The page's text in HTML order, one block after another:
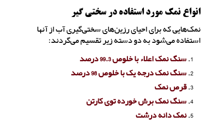
انواع نمک مورد استفاده در سختی گیر
نمک‌هایی که برای احیای رزین‌های سختی‌گیری آب از آنها
استفاده می‌شود به دو دسته زیر تقسیم می‌گردند:
سنگ نمک اعلاء با خلوص 99.3 درصد
سنگ نمک درجه یک با خلوص 98 درصد
قرص نمک
سنگ نمک برش خورده توی کارتن
نمک دانه درشت